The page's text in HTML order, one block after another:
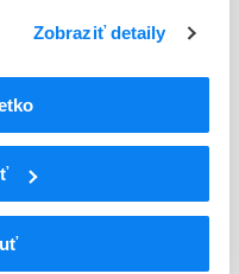
Zobraziť detaily